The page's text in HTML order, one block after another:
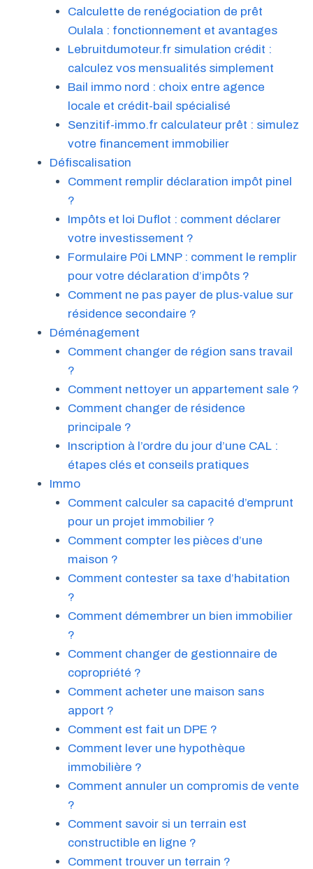
Calculette de renégociation de prêt
Oulala : fonctionnement et avantages
Lebruitdumoteur.fr simulation crédit :
calculez vos mensualités simplement
Bail immo nord : choix entre agence
locale et crédit-bail spécialisé
Senzitif-immo.fr calculateur prêt : simulez
votre financement immobilier
Défiscalisation
Comment remplir déclaration impôt pinel
?
Impôts et loi Duflot : comment déclarer
votre investissement ?
Formulaire P0i LMNP : comment le remplir
pour votre déclaration d’impôts ?
Comment ne pas payer de plus-value sur
résidence secondaire ?
Déménagement
Comment changer de région sans travail
?
Comment nettoyer un appartement sale ?
Comment changer de résidence
principale ?
Inscription à l’ordre du jour d’une CAL :
étapes clés et conseils pratiques
Immo
Comment calculer sa capacité d’emprunt
pour un projet immobilier ?
Comment compter les pièces d’une
maison ?
Comment contester sa taxe d’habitation
?
Comment démembrer un bien immobilier
?
Comment changer de gestionnaire de
copropriété ?
Comment acheter une maison sans
apport ?
Comment est fait un DPE ?
Comment lever une hypothèque
immobilière ?
Comment annuler un compromis de vente
?
Comment savoir si un terrain est
constructible en ligne ?
Comment trouver un terrain ?